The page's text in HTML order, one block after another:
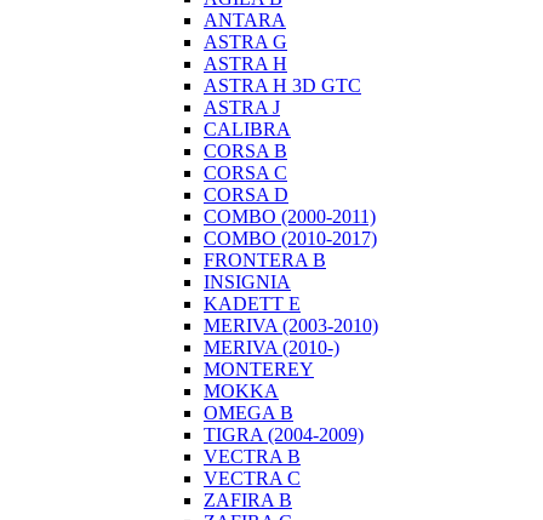
ANTARA
ASTRA G
ASTRA H
ASTRA H 3D GTC
ASTRA J
CALIBRA
CORSA B
CORSA C
CORSA D
COMBO (2000-2011)
COMBO (2010-2017)
FRONTERA B
INSIGNIA
KADETT E
MERIVA (2003-2010)
MERIVA (2010-)
MONTEREY
MOKKA
OMEGA B
TIGRA (2004-2009)
VECTRA B
VECTRA C
ZAFIRA B